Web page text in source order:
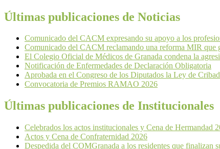
Últimas publicaciones de Noticias
Comunicado del CACM expresando su apoyo a los
Comunicado del CACM reclamando una reforma MIR que
El Colegio Oficial de Médicos de Granada condena la
Notificación de Enfermedades de Declaración Obligatoria
Aprobada en el Congreso de los Diputados la Ley de
Convocatoria de Premios RAMAO 2026
Últimas publicaciones de Institucionales
Celebrados los actos institucionales y Cena de
Actos y Cena de Confraternidad 2026
Despedida del COMGranada a los residentes que finalizan